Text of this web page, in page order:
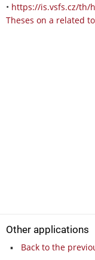
• https://is.vsfs.cz/th/
Theses on a related
Other applications
Back to the